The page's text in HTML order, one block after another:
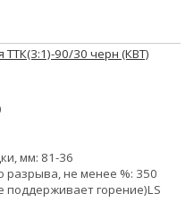
ТТК(3:1)-90/30 черн (КВТ)
мм: 81-36
разрыва, не менее %: 350
поддерживает горение)LS